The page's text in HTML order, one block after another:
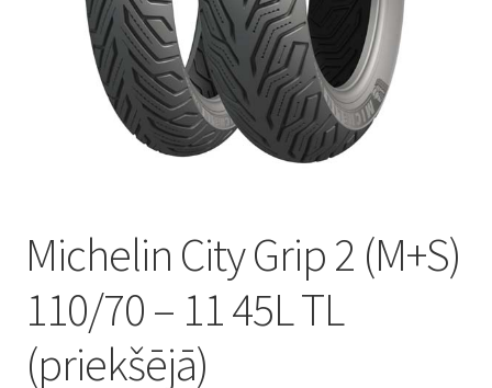
Michelin City Grip 2 (M+S)
110/70 – 11 45L TL
(priekšējā)